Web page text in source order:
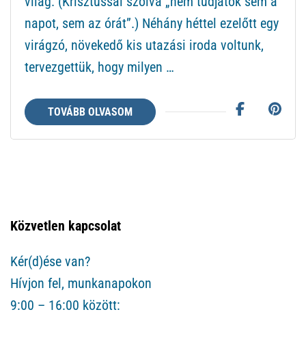
napot, sem az órát”.) Néhány héttel ezelőtt egy
virágzó, növekedő kis utazási iroda voltunk,
tervezgettük, hogy milyen …
TOVÁBB OLVASOM
Közvetlen kapcsolat
Kér(d)ése van?
Hívjon fel, munkanapokon
9:00 – 16:00 között: